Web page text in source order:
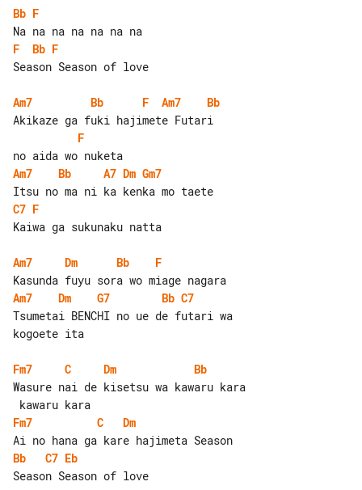
Bb F
F
Bb F
Season Season of love
Am7 Bb F Am7
Bb
F
Am7
Bb A7 Dm Gm7
C7 F
Kaiwa ga sukunaku natta
Am7 Dm Bb
F
Am7
Dm G7 Bb C7
Tsumetai BENCHI no ue de futari wa
kogoete ita
Fm7 C Dm
Bb
Wasure nai de kisetsu wa kawaru kara
Fm7
C
Dm
Bb
C7 Eb
Season Season of love